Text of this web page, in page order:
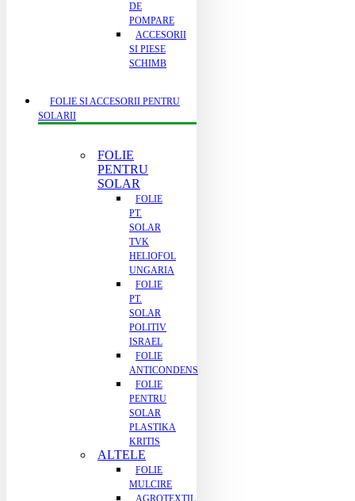
DE
POMPARE
ACCESORII
SI PIESE
SCHIMB
FOLIE SI ACCESORII PENTRU
SOLARII
FOLIE
PENTRU
SOLAR
FOLIE
PT.
SOLAR
TVK
HELIOFOL
UNGARIA
FOLIE
PT.
SOLAR
POLITIV
ISRAEL
FOLIE
ANTICONDENS
FOLIE
PENTRU
SOLAR
PLASTIKA
KRITIS
ALTELE
FOLIE
MULCIRE
AGROTEXTIL